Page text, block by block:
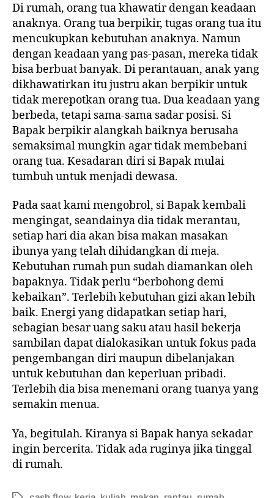
Di rumah, orang tua khawatir dengan keadaan
anaknya. Orang tua berpikir, tugas orang tua itu
mencukupkan kebutuhan anaknya. Namun
dengan keadaan yang pas-pasan, mereka tidak
bisa berbuat banyak. Di perantauan, anak yang
dikhawatirkan itu justru akan berpikir untuk
tidak merepotkan orang tua. Dua keadaan yang
berbeda, tetapi sama-sama sadar posisi. Si
Bapak berpikir alangkah baiknya berusaha
semaksimal mungkin agar tidak membebani
orang tua. Kesadaran diri si Bapak mulai
tumbuh untuk menjadi dewasa.
Pada saat kami mengobrol, si Bapak kembali
mengingat, seandainya dia tidak merantau,
setiap hari dia akan bisa makan masakan
ibunya yang telah dihidangkan di meja.
Kebutuhan rumah pun sudah diamankan oleh
bapaknya. Tidak perlu “berbohong demi
kebaikan”. Terlebih kebutuhan gizi akan lebih
baik. Energi yang didapatkan setiap hari,
sebagian besar uang saku atau hasil bekerja
sambilan dapat dialokasikan untuk fokus pada
pengembangan diri maupun dibelanjakan
untuk kebutuhan dan keperluan pribadi.
Terlebih dia bisa menemani orang tuanya yang
semakin menua.
Ya, begitulah. Kiranya si Bapak hanya sekadar
ingin bercerita. Tidak ada ruginya jika tinggal
di rumah.